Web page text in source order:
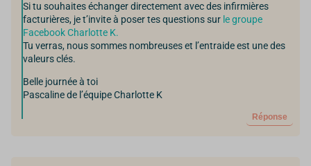
Si tu souhaites échanger directement avec des infirmières
facturières, je t’invite à poser tes questions sur le groupe
Facebook Charlotte K.
Tu verras, nous sommes nombreuses et l’entraide est une des
valeurs clés.
Belle journée à toi
Pascaline de l’équipe Charlotte K
Réponse